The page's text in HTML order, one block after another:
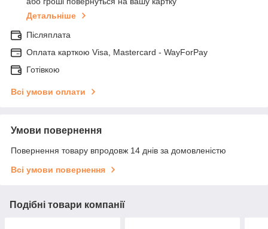
Детальніше
Післяплата
Оплата карткою Visa, Mastercard - WayForPay
Готівкою
Всі умови оплати
Умови повернення
Повернення товару впродовж 14 днів за домовленістю
Всі умови повернення
Подібні товари компанії